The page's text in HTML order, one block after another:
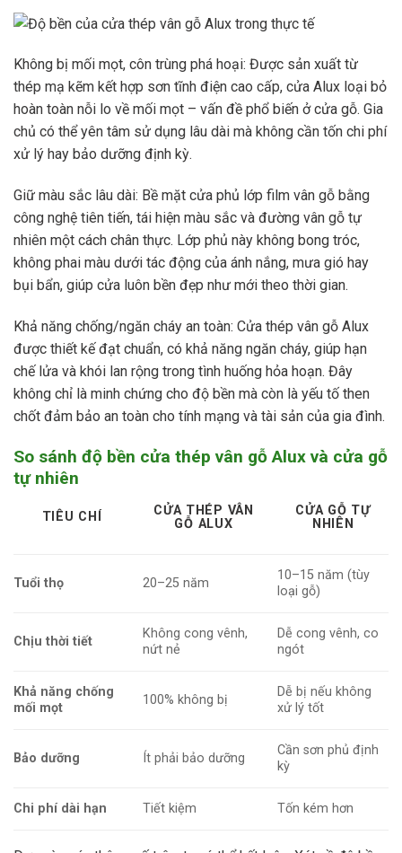
Không bị mối mọt, côn trùng phá hoại: Được sản xuất từ
thép mạ kẽm kết hợp sơn tĩnh điện cao cấp, cửa Alux loại bỏ
hoàn toàn nỗi lo về mối mọt – vấn đề phổ biến ở cửa gỗ. Gia
chủ có thể yên tâm sử dụng lâu dài mà không cần tốn chi phí
xử lý hay bảo dưỡng định kỳ.
Giữ màu sắc lâu dài: Bề mặt cửa phủ lớp film vân gỗ bằng
công nghệ tiên tiến, tái hiện màu sắc và đường vân gỗ tự
nhiên một cách chân thực. Lớp phủ này không bong tróc,
không phai màu dưới tác động của ánh nắng, mưa gió hay
bụi bẩn, giúp cửa luôn bền đẹp như mới theo thời gian.
Khả năng chống/ngăn cháy an toàn: Cửa thép vân gỗ Alux
được thiết kế đạt chuẩn, có khả năng ngăn cháy, giúp hạn
chế lửa và khói lan rộng trong tình huống hỏa hoạn. Đây
không chỉ là minh chứng cho độ bền mà còn là yếu tố then
chốt đảm bảo an toàn cho tính mạng và tài sản của gia đình.
So sánh độ bền cửa thép vân gỗ Alux và cửa gỗ
tự nhiên
TIÊU CHÍ
CỬA THÉP VÂN
GỖ ALUX
CỬA GỖ TỰ
NHIÊN
Tuổi thọ 20–25 năm
10–15 năm (tùy
loại gỗ)
Chịu thời tiết
Không cong vênh,
nứt nẻ
Dễ cong vênh, co
ngót
Khả năng chống
mối mọt
100% không bị
Dễ bị nếu không
xử lý tốt
Bảo dưỡng Ít phải bảo dưỡng
Cần sơn phủ định
kỳ
Chi phí dài hạn Tiết kiệm Tốn kém hơn